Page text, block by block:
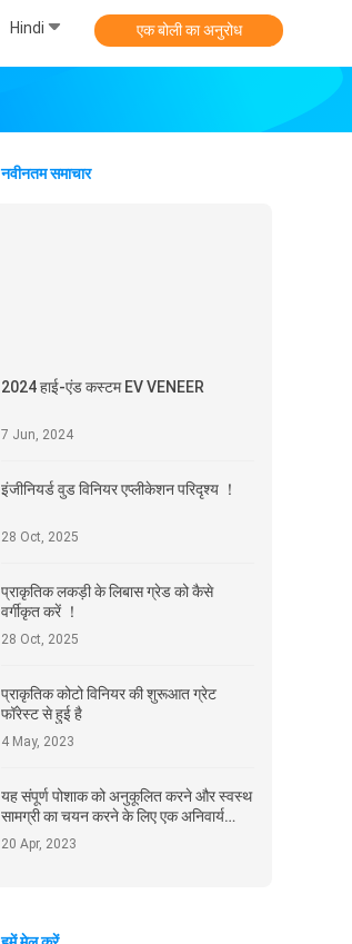
Hindi एक बोली का अनुरोध
नवीनतम समाचार
2024 हाई-एंड कस्टम EV VENEER
7 Jun, 2024
इंजीनियर्ड वुड विनियर एप्लीकेशन परिदृश्य ！
28 Oct, 2025
प्राकृतिक लकड़ी के लिबास ग्रेड को कैसे
वर्गीकृत करें ！
28 Oct, 2025
प्राकृतिक कोटो विनियर की शुरूआत ग्रेट
फॉरेस्ट से हुई है
4 May, 2023
यह संपूर्ण पोशाक को अनुकूलित करने और स्वस्थ
सामग्री का चयन करने के लिए एक अनिवार्य
प्रवृत्ति है
20 Apr, 2023